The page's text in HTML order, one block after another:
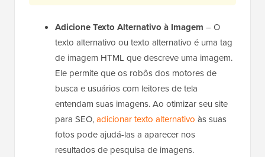
Adicione Texto Alternativo à Imagem – O
texto alternativo ou texto alternativo é uma tag
de imagem HTML que descreve uma imagem.
Ele permite que os robôs dos motores de
busca e usuários com leitores de tela
entendam suas imagens. Ao otimizar seu site
para SEO,adicionar texto alternativo às suas
fotos pode ajudá-las a aparecer nos
resultados de pesquisa de imagens.